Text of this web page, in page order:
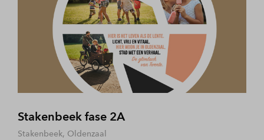
Stakenbeek fase 2A
Stakenbeek, Oldenzaal